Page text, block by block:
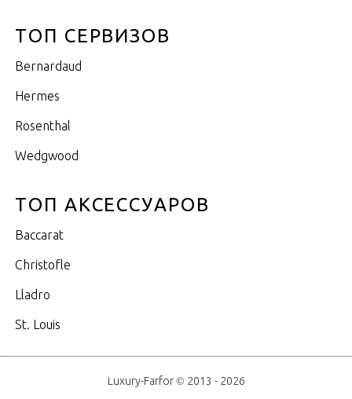
ТОП СЕРВИЗОВ
Bernardaud
Hermes
Rosenthal
Wedgwood
ТОП АКСЕССУАРОВ
Baccarat
Christofle
Lladro
St. Louis
Luxury-Farfor © 2013 - 2026